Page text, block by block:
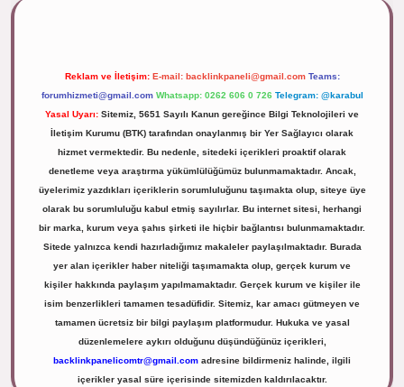
Reklam ve İletişim: E-mail: backlinkpaneli@gmail.com Teams:
forumhizmeti@gmail.com Whatsapp: 0262 606 0 726 Telegram: @karabul
Yasal Uyarı: Sitemiz, 5651 Sayılı Kanun gereğince Bilgi Teknolojileri ve
İletişim Kurumu (BTK) tarafından onaylanmış bir Yer Sağlayıcı olarak
hizmet vermektedir. Bu nedenle, sitedeki içerikleri proaktif olarak
denetleme veya araştırma yükümlülüğümüz bulunmamaktadır. Ancak,
üyelerimiz yazdıkları içeriklerin sorumluluğunu taşımakta olup, siteye üye
olarak bu sorumluluğu kabul etmiş sayılırlar. Bu internet sitesi, herhangi
bir marka, kurum veya şahıs şirketi ile hiçbir bağlantısı bulunmamaktadır.
Sitede yalnızca kendi hazırladığımız makaleler paylaşılmaktadır. Burada
yer alan içerikler haber niteliği taşımamakta olup, gerçek kurum ve
kişiler hakkında paylaşım yapılmamaktadır. Gerçek kurum ve kişiler ile
isim benzerlikleri tamamen tesadüfidir. Sitemiz, kar amacı gütmeyen ve
tamamen ücretsiz bir bilgi paylaşım platformudur. Hukuka ve yasal
düzenlemelere aykırı olduğunu düşündüğünüz içerikleri,
backlinkpanelicomtr@gmail.com adresine bildirmeniz halinde, ilgili
içerikler yasal süre içerisinde sitemizden kaldırılacaktır.